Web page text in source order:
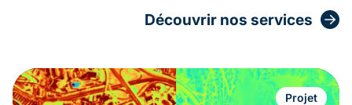
Découvrir nos services
Projet